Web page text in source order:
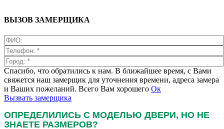
ВЫЗОВ ЗАМЕРЩИКА
Спасибо, что обратились к нам. В ближайшее время, с Вами
свяжется наш замерщик для уточнения времени, адреса замера
и Ваших пожеланий. Всего Вам хорошего Ок
Вызвать замерщика
ОПРЕДЕЛИЛИСЬ С МОДЕЛЬЮ ДВЕРИ, НО НЕ
ЗНАЕТЕ РАЗМЕРОВ?